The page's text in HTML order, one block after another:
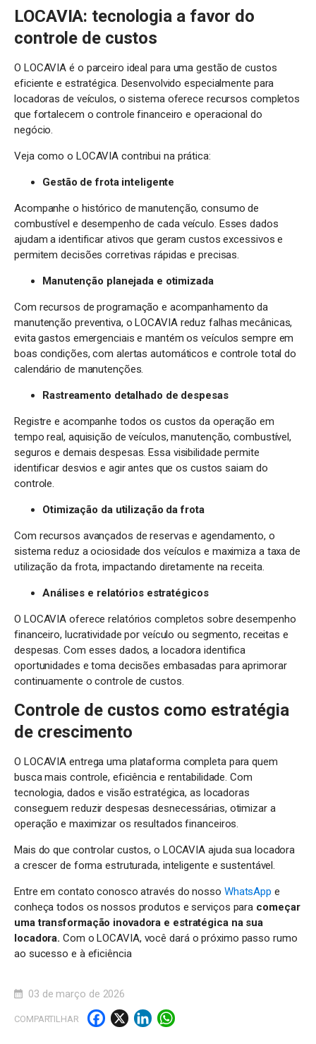
LOCAVIA: tecnologia a favor do
controle de custos
O LOCAVIA é o parceiro ideal para uma gestão de custos
eficiente e estratégica. Desenvolvido especialmente para
locadoras de veículos, o sistema oferece recursos completos
que fortalecem o controle financeiro e operacional do
negócio.
Veja como o LOCAVIA contribui na prática:
Gestão de frota inteligente
Acompanhe o histórico de manutenção, consumo de
combustível e desempenho de cada veículo. Esses dados
ajudam a identificar ativos que geram custos excessivos e
permitem decisões corretivas rápidas e precisas.
Manutenção planejada e otimizada
Com recursos de programação e acompanhamento da
manutenção preventiva, o LOCAVIA reduz falhas mecânicas,
evita gastos emergenciais e mantém os veículos sempre em
boas condições, com alertas automáticos e controle total do
calendário de manutenções.
Rastreamento detalhado de despesas
Registre e acompanhe todos os custos da operação em
tempo real, aquisição de veículos, manutenção, combustível,
seguros e demais despesas. Essa visibilidade permite
identificar desvios e agir antes que os custos saiam do
controle.
Otimização da utilização da frota
Com recursos avançados de reservas e agendamento, o
sistema reduz a ociosidade dos veículos e maximiza a taxa de
utilização da frota, impactando diretamente na receita.
Análises e relatórios estratégicos
O LOCAVIA oferece relatórios completos sobre desempenho
financeiro, lucratividade por veículo ou segmento, receitas e
despesas. Com esses dados, a locadora identifica
oportunidades e toma decisões embasadas para aprimorar
continuamente o controle de custos.
Controle de custos como estratégia
de crescimento
O LOCAVIA entrega uma plataforma completa para quem
busca mais controle, eficiência e rentabilidade. Com
tecnologia, dados e visão estratégica, as locadoras
conseguem reduzir despesas desnecessárias, otimizar a
operação e maximizar os resultados financeiros.
Mais do que controlar custos, o LOCAVIA ajuda sua locadora
a crescer de forma estruturada, inteligente e sustentável.
Entre em contato conosco através do nosso WhatsApp e
conheça todos os nossos produtos e serviços para começar
uma transformação inovadora e estratégica na sua
locadora. Com o LOCAVIA, você dará o próximo passo rumo
ao sucesso e à eficiência
03 de março de 2026
COMPARTILHAR
F X Li W